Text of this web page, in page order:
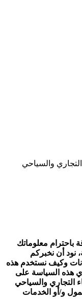
هيئة الإنماء التجاري والسياحي
باحترام معلوماتك
نود أن نخبركم
وكيف نستخدم هذه
هذه السياسة على
التجاري والسياحي
و/أو الخدمات